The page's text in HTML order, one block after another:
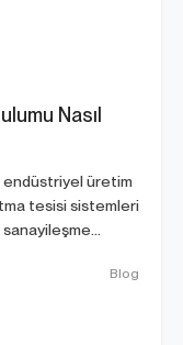
Nasıl
endüstriyel üretim
tesisi sistemleri
Blog